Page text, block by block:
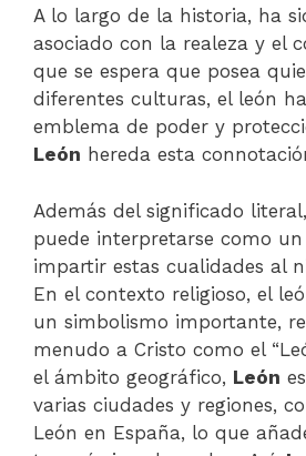
A lo largo de la historia, ha
asociado con la realeza y el
que se espera que posea
diferentes culturas, el león
emblema de poder y
León hereda esta
Además del significado literal,
puede interpretarse como un
impartir estas cualidades al
En el contexto religioso, el
un simbolismo importante,
menudo a Cristo como el
el ámbito geográfico, León
varias ciudades y regiones,
León en España, lo que